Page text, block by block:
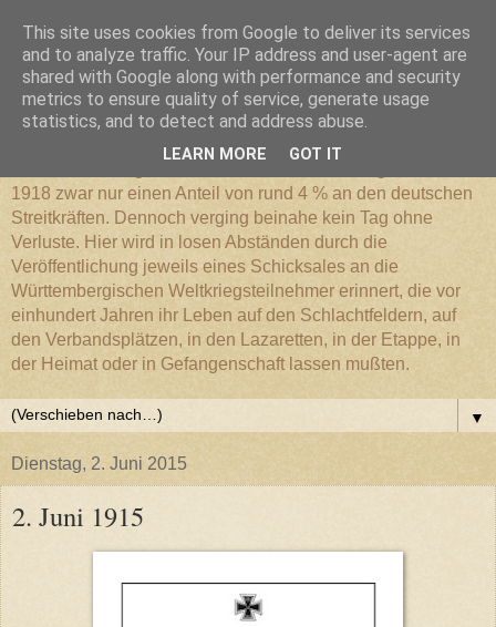
Württembergischer
Weltkriegs-Blog
1918 zwar nur einen Anteil von rund 4 % an den deutschen
Streitkräften. Dennoch verging beinahe kein Tag ohne
Verluste. Hier wird in losen Abständen durch die
Veröffentlichung jeweils eines Schicksales an die
Württembergischen Weltkriegsteilnehmer erinnert, die vor
einhundert Jahren ihr Leben auf den Schlachtfeldern, auf
den Verbandsplätzen, in den Lazaretten, in der Etappe, in
der Heimat oder in Gefangenschaft lassen mußten.
▼
Dienstag, 2. Juni 2015
2. Juni 1915
This site uses cookies from Google to deliver its services
and to analyze traffic. Your IP address and user-agent are
shared with Google along with performance and security
metrics to ensure quality of service, generate usage
statistics, and to detect and address abuse.
LEARN MORE GOT IT